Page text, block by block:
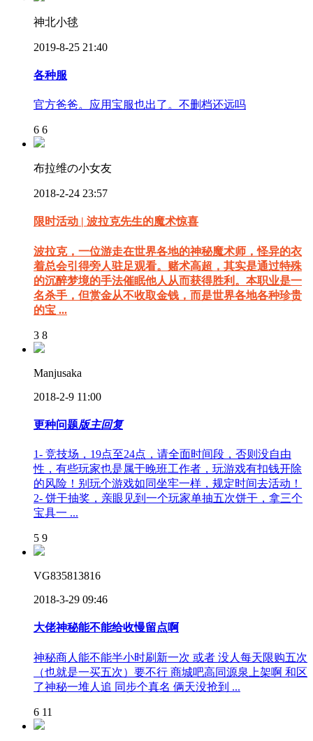
神北小毬
2019-8-25 21:40
各种服
官方爸爸。应用宝服也出了。不删档还远吗
6 6
布拉维の小女友
2018-2-24 23:57
限时活动 | 波拉克先生的魔术惊喜
波拉克，一位游走在世界各地的神秘魔术师，怪异的衣
着总会引得旁人驻足观看。赌术高超，其实是通过特殊
的沉醉梦境的手法催眠他人从而获得胜利。本职业是一
名杀手，但赏金从不收取金钱，而是世界各地各种珍贵
的宝 ...
3 8
Manjusaka
2018-2-9 11:00
更种问题版主回复
1- 竞技场，19点至24点，请全面时间段，否则没自由
性，有些玩家也是属于晚班工作者，玩游戏有扣钱开除
的风险！别玩个游戏如同坐牢一样，规定时间去活动！
2- 饼干抽奖，亲眼见到一个玩家单抽五次饼干，拿三个
宝具一 ...
5 9
VG835813816
2018-3-29 09:46
大佬神秘能不能给收慢留点啊
神秘商人能不能半小时刷新一次 或者 没人每天限购五次
（也就是一买五次）要不行 商城吧高同源泉上架啊 和区
了神秘一堆人追 同步个真名 俩天没抢到 ...
6 11